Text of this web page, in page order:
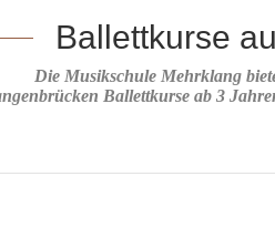
Ballettkurse
Die Musikschule Mehrklang
Ballettkurse ab 3